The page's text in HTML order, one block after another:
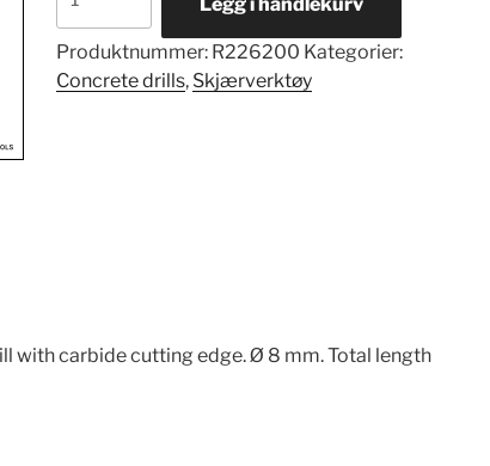
drill
with
carbide
cutting
Produktnummer: R226200 Kategorier:
Concrete drills, Skjærverktøy
with carbide cutting edge. Ø 8 mm. Total length